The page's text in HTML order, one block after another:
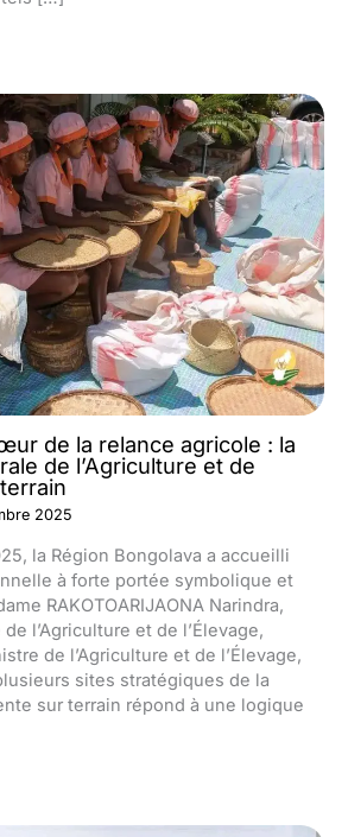
de la relance agricole : la
de l’Agriculture et de
2025
la Région Bongolava a accueilli
à forte portée symbolique et
RAKOTOARIJAONA Narindra,
l’Agriculture et de l’Élevage,
de l’Agriculture et de l’Élevage,
sites stratégiques de la
sur terrain répond à une logique